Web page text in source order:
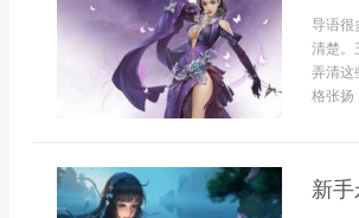
导语很
清楚。
弄清这
格张扬
新